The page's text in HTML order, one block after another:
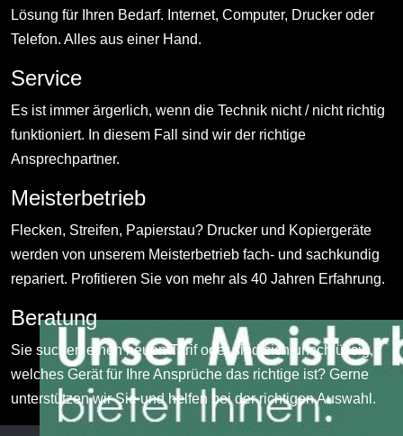
Lösung für Ihren Bedarf. Internet, Computer, Drucker oder
Telefon. Alles aus einer Hand.
Service
Es ist immer ärgerlich, wenn die Technik nicht / nicht richtig
funktioniert. In diesem Fall sind wir der richtige
Ansprechpartner.
Meisterbetrieb
Flecken, Streifen, Papierstau? Drucker und Kopiergeräte
werden von unserem Meisterbetrieb fach- und sachkundig
repariert. Profitieren Sie von mehr als 40 Jahren Erfahrung.
Beratung
Sie suchen einen neuen Tarif oder sind sich unschlüssig,
welches Gerät für Ihre Ansprüche das richtige ist? Gerne
unterstützen wir Sie und helfen bei der richtigen Auswahl.